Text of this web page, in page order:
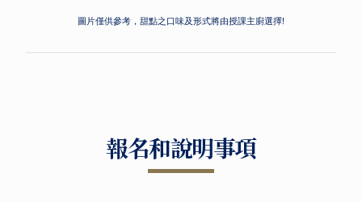
圖片僅供參考，甜點之口味及形式將由授課主廚選擇!
報名和說明事項